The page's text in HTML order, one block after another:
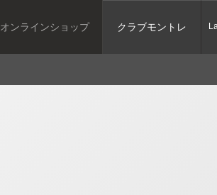
オンラインショップ クラブモントレ